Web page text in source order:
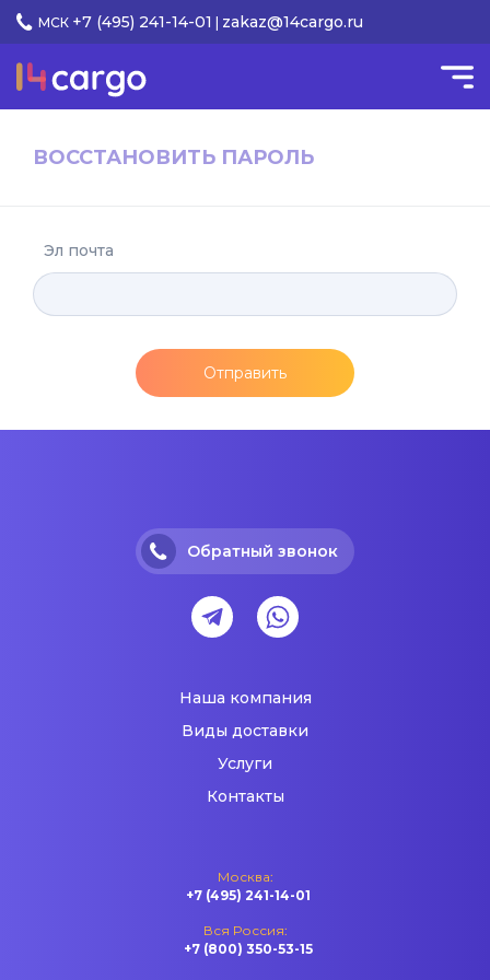
МСК +7 (495) 241-14-01 zakaz@14cargo.ru
ВОССТАНОВИТЬ ПАРОЛЬ
Эл почта
Отправить
Обратный звонок
Наша компания
Виды доставки
Услуги
Контакты
Москва:
+7 (495) 241-14-01
Вся Россия:
+7 (800) 350-53-15